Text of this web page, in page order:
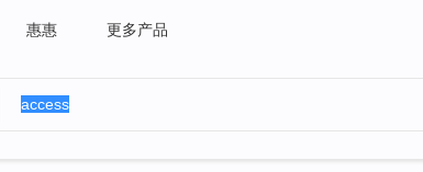
惠惠 更多产品